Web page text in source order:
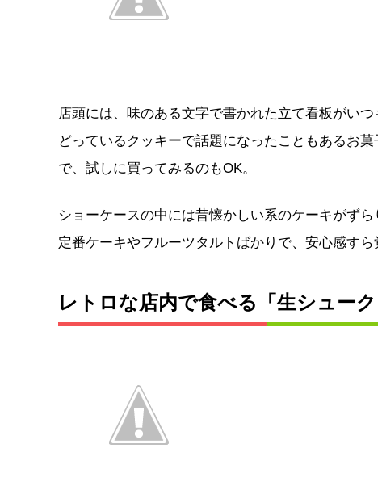
店頭には、味のある文字で書かれた立て看板がいつ
どっているクッキーで話題になったこともあるお
で、試しに買ってみるのもOK。
ショーケースの中には昔懐かしい系のケーキがず
定番ケーキやフルーツタルトばかりで、安心感すら
レトロな店内で食べる「生シュー